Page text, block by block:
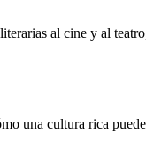
al cine y al
una cultura rica